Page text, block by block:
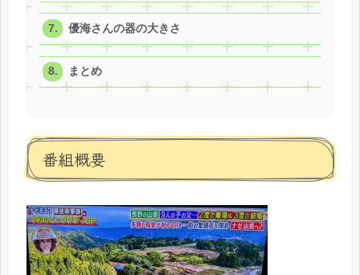
優海さんの器の大きさ
まとめ
番組概要